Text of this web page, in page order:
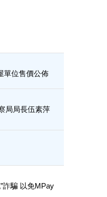
單位售價公佈
局局長伍素萍
詐騙 以免MPay